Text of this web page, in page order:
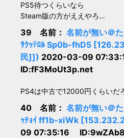
PS5待つくらいなら
Steam版の方がええやろ…
39 名前： 名前が無い＠
ｻｸｯﾃﾛﾙ Sp0b-fhD5
民]]) 2020-03-09
ID:fF3MoUt3p.net
PS4は中古で12000円くらいだ
40 名前： 名前が無い＠
ｯﾁｮｲ ff1b-xiWk
09 07:35:16